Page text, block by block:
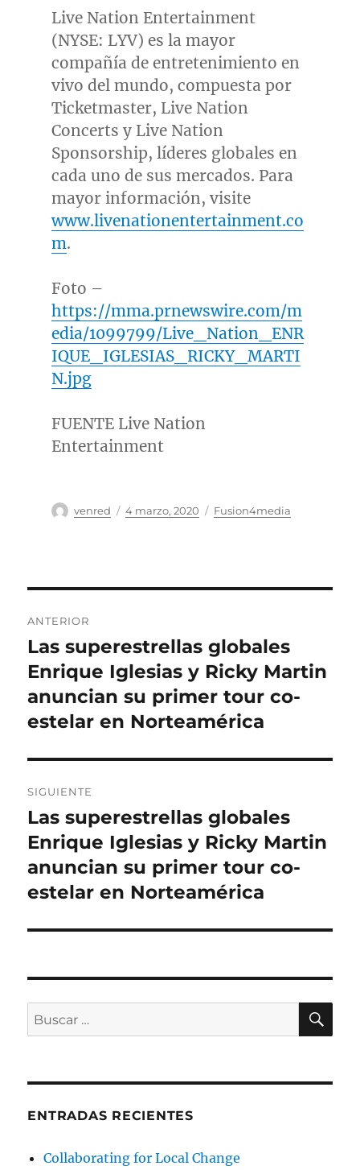
Live Nation Entertainment
(NYSE: LYV) es la mayor
compañía de entretenimiento en
vivo del mundo, compuesta por
Ticketmaster, Live Nation
Concerts y Live Nation
Sponsorship, líderes globales en
cada uno de sus mercados. Para
mayor información, visite
www.livenationentertainment.co
m.
Foto –
https://mma.prnewswire.com/m
edia/1099799/Live_Nation_ENR
IQUE_IGLESIAS_RICKY_MARTI
N.jpg
FUENTE Live Nation
Entertainment
Autor
venred
Publicado
4 marzo, 2020 Categorías
Fusion4media
de
entradas
ANTERIOR
Entrada
anterior:
Las superestrellas globales
Enrique Iglesias y Ricky Martin
anuncian su primer tour co-
estelar en Norteamérica
SIGUIENTE
Entrada
siguiente:
Las superestrellas globales
Enrique Iglesias y Ricky Martin
anuncian su primer tour co-
estelar en Norteamérica
Buscar
por:
ENTRADAS RECIENTES
Collaborating for Local Change